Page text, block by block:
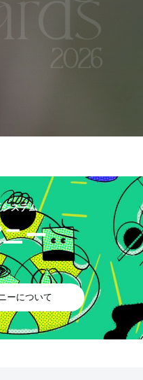
ステム
ー
ーについて